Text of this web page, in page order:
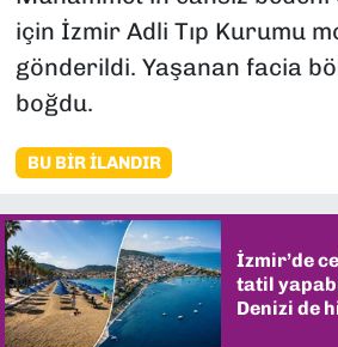
için İzmir Adli Tıp Kurumu
gönderildi. Yaşanan facia
boğdu.
BU BIR İLANDIR
İzmir’de
tatil
Denizi de